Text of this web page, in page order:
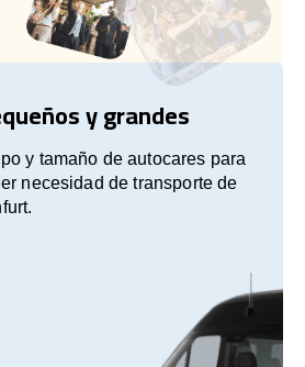
y grandes
y tamaño de autocares para
necesidad de transporte de